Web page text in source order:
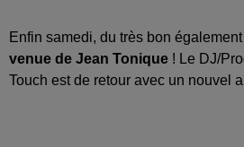
Enfin samedi, du très bon
venue de Jean Tonique ! Le DJ/
Touch est de retour avec un nouvel